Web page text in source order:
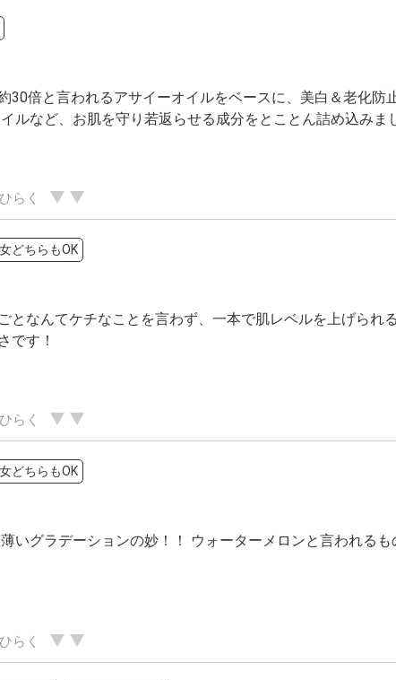
30倍と言われるアサイーオイルをベースに、美白＆老化防
ルなど、お肌を守り若返らせる成分をとことん詰め込みま
らく
どちらもOK
となんてケチなことを言わず、一本で肌レベルを上げられる
です！
らく
どちらもOK
いグラデーションの妙！！ ウォーターメロンと言われるも
らく